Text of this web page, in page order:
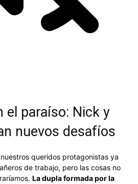
el paraíso: Nick y
nuevos desafíos
queridos protagonistas ya
de trabajo, pero las cosas no
La dupla formada por la